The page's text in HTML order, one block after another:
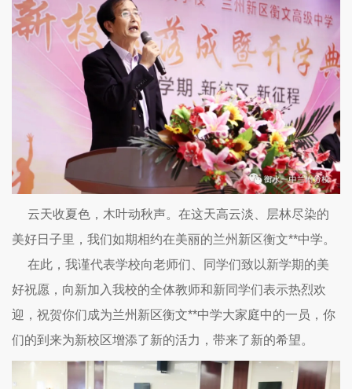
云天收夏色，木叶动秋声。在这天高云淡、层林尽染的
美好日子里，我们如期相约在美丽的兰州新区衡文**中学。
在此，我谨代表学校向老师们、同学们致以新学期的美
好祝愿，向新加入我校的全体教师和新同学们表示热烈欢
迎，祝贺你们成为兰州新区衡文**中学大家庭中的一员，你
们的到来为新校区增添了新的活力，带来了新的希望。